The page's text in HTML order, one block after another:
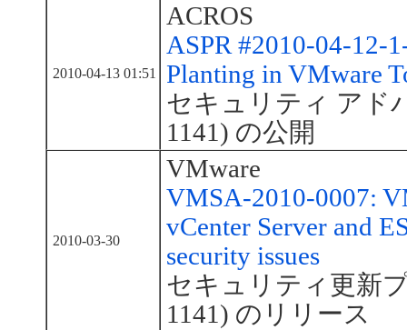
2010-04-13 01:51
ACROS
ASPR #2010-04-12-
Planting in VMware
セキュリティ アド
1141) の公開
2010-03-30
VMware
VMSA-2010-0007:
vCenter Server and
security issues
セキュリティ更新
1141) のリリース